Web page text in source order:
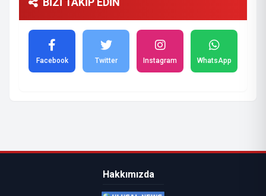
Facebook Twitter Instagram WhatsApp
Hakkımızda